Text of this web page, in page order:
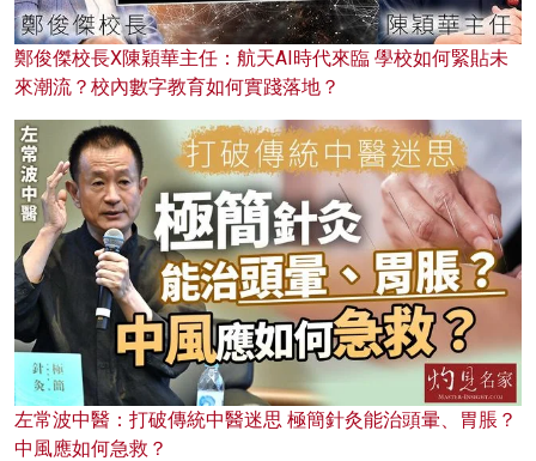
鄭俊傑校長X陳穎華主任：航天AI時代來臨 學校如何緊貼未
來潮流？校內數字教育如何實踐落地？
左常波中醫：打破傳統中醫迷思 極簡針灸能治頭暈、胃脹？
中風應如何急救？